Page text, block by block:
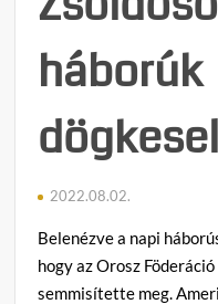
rész)
háborúk
2022.08.02.
Belenézve a napi
hogy az Orosz
semmisítette meg.